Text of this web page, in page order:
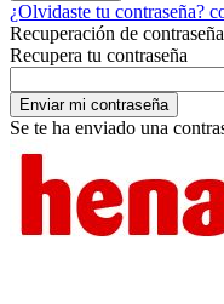
¿Olvidaste tu contraseña?
Recuperación de contraseña
Recupera tu contraseña
Se te ha enviado una